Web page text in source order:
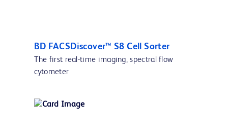
BD FACSDiscover™ S8 Cell Sorter
The first real-time imaging, spectral flow
cytometer